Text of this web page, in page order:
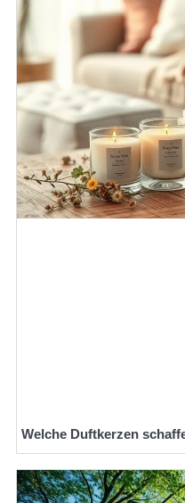
Welche Duftkerzen